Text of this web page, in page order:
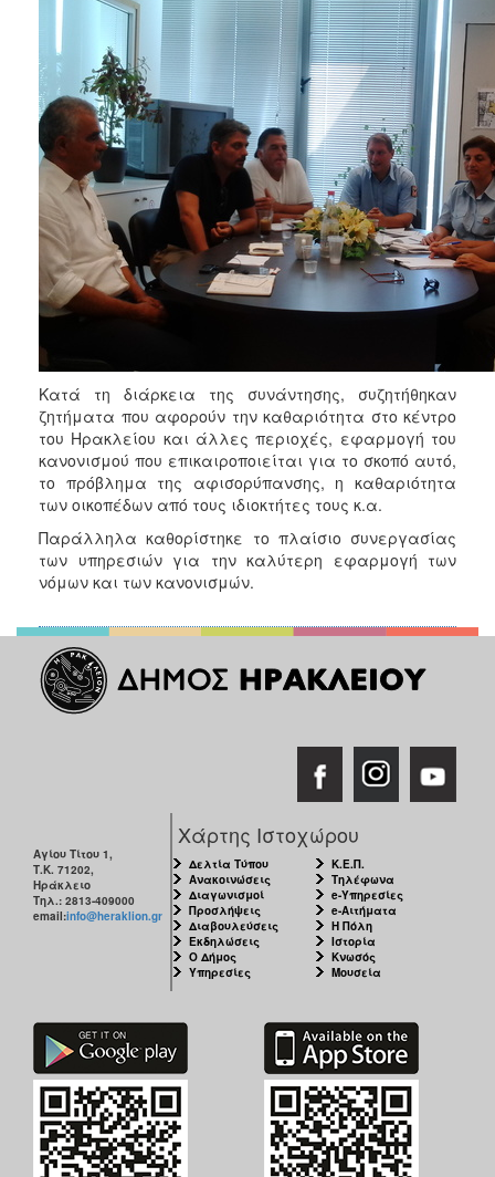
ΠΟΛΙΤΙΣΜΟΣ
ΑΝΘΕΚΤΙΚΗ
Κατά τη διάρκεια της συνάντησης, συζητήθηκαν
ζητήματα που αφορούν την καθαριότητα στο κέντρο
του Ηρακλείου και άλλες περιοχές, εφαρμογή του
κανονισμού που επικαιροποιείται για το σκοπό αυτό,
το πρόβλημα της αφισορύπανσης, η καθαριότητα
των οικοπέδων από τους ιδιοκτήτες τους κ.α.
Παράλληλα καθορίστηκε το πλαίσιο συνεργασίας
των υπηρεσιών για την καλύτερη εφαρμογή των
νόμων και των κανονισμών.
Αγίου Τίτου 1,
Τ.Κ. 71202,
Ηράκλειο
Τηλ.: 2813-409000
email:info@heraklion.gr
Χάρτης Ιστοχώρου
Δελτία Τύπου
Ανακοινώσεις
Διαγωνισμοί
Προσλήψεις
Διαβουλεύσεις
Εκδηλώσεις
Ο Δήμος
Υπηρεσίες
Κ.Ε.Π.
Τηλέφωνα
e-Υπηρεσίες
e-Αιτήματα
Η Πόλη
Ιστορία
Κνωσός
Μουσεία